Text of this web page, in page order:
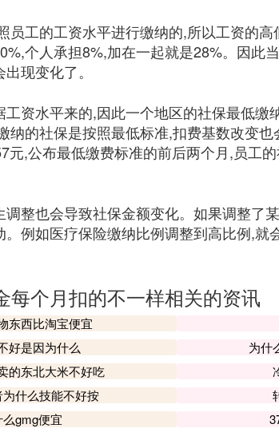
员工的工资水平进行缴纳的,所以工资的
个人承担8%,加在一起就是28%。因此
现变化了。
工资水平来的,因此一个地区的社保最低缴
纳的社保是按照最低标准,扣费基数改变
元,公布最低缴费标准的前后两个月,员工
整也会导致社保金额变化。如果调整了
例如医疗保险缴纳比例调整到高比例,就
每个月扣的不一样相关的资讯
东西比淘宝便宜
好是因为什么
为什
的东北大米不好吃
什么技能不好按
么gmg便宜